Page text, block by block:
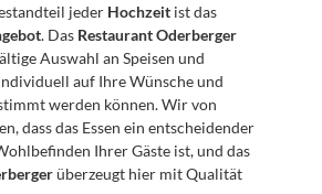
jeder Hochzeit
. Das Restaurant Oderberger
Auswahl an Speisen und
auf Ihre Wünsche und
werden können. Wir von
dass das Essen ein entscheidender
überzeugt hier mit Qualität